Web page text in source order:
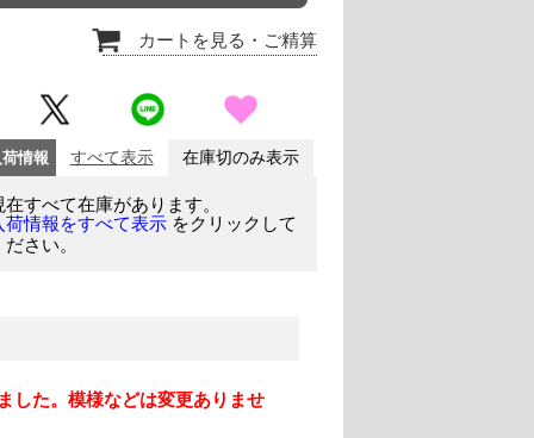
カートを見る ・ご精算
情報 すべて表示 在庫切のみ表示
在すべて在庫があります。
荷情報をすべて表示 をクリックして
ださい。
した。模様などは変更ありませ